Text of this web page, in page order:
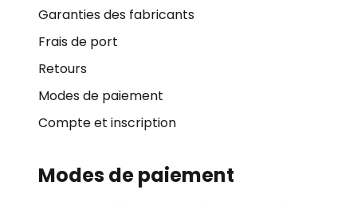
Garanties des fabricants
Frais de port
Retours
Modes de paiement
Compte et inscription
Modes de paiement